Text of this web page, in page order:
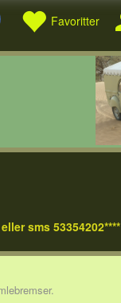
Favoritter
sms 53354202****